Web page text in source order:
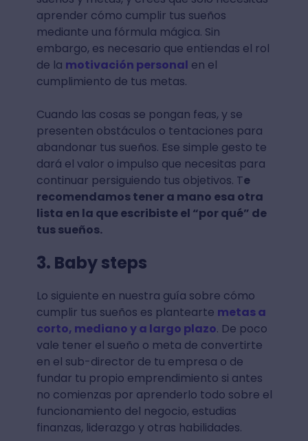
aprender cómo cumplir tus sueños
mediante una fórmula mágica. Sin
embargo, es necesario que entiendas el rol
de la motivación personal en el
cumplimiento de tus metas.
Cuando las cosas se pongan feas, y se
presenten obstáculos o tentaciones para
abandonar tus sueños. Ese simple gesto te
dará el valor o impulso que necesitas para
continuar persiguiendo tus objetivos. Te
recomendamos tener a mano esa otra
lista en la que escribiste el “por qué” de
tus sueños.
3. Baby steps
Lo siguiente en nuestra guía sobre cómo
cumplir tus sueños es plantearte metas a
corto, mediano y a largo plazo. De poco
vale tener el sueño o meta de convertirte
en el sub-director de tu empresa o de
fundar tu propio emprendimiento si antes
no comienzas por aprenderlo todo sobre el
funcionamiento del negocio, estudias
finanzas, liderazgo y otras habilidades.